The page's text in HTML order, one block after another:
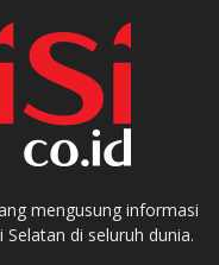
mengusung informasi
di seluruh dunia.